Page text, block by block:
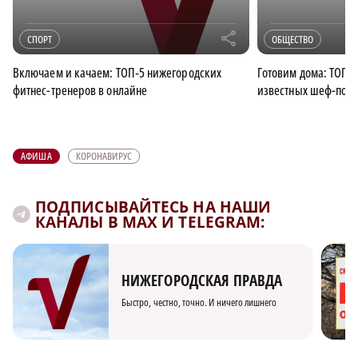
СПОРТ r
Включаем и качаем: ТОП‑5 нижегородских
фитнес-тренеров в онлайне
ОБЩЕСТВО
Готовим дома:
известных шеф-
АФИША КОРОНАВИРУС
ПОДПИСЫВАЙТЕСЬ НА НАШИ
КАНАЛЫ В MAX И TELEGRAM:
НИЖЕГОРОДСКАЯ ПРАВДА
Быстро, честно, точно. И ничего лишнего